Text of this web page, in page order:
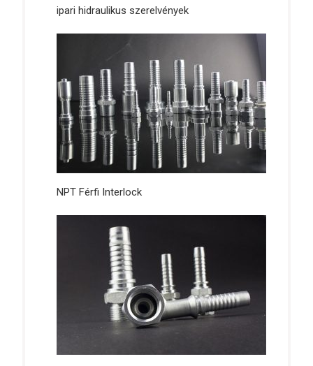
ipari hidraulikus szerelvények
NPT Férfi Interlock